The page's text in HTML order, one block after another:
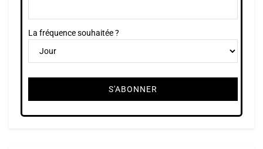
La fréquence souhaitée ?